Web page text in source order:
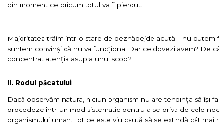
din moment ce oricum totul va fi pierdut.
Majoritatea trăim într-o stare de deznădejde acută – nu putem
suntem convinși că nu va funcționa. Dar ce dovezi avem? De
concentrat atenția asupra unui scop?
II. Rodul păcatului
Dacă observăm natura, niciun organism nu are tendința să își
procedeze într-un mod sistematic pentru a se priva de cele
organismului uman. Tot ce este viu caută să se extindă cât mai